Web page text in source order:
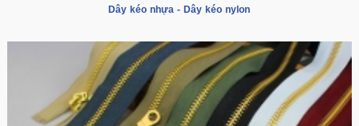
Dây kéo nhựa - Dây kéo nylon